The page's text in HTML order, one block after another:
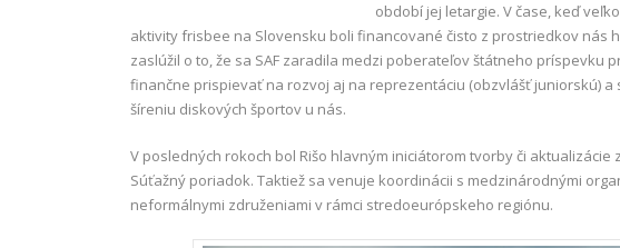
období jej letargie. V čase, keď
aktivity frisbee na Slovensku boli financované čisto z prostriedkov nás
zaslúžil o to, že sa SAF zaradila medzi poberateľov štátneho príspevku
finančne prispievať na rozvoj aj na reprezentáciu (obzvlášť juniorskú) a
šíreniu diskových športov u nás.
V posledných rokoch bol Rišo hlavným iniciátorom tvorby či aktualizácie
Súťažný poriadok. Taktiež sa venuje koordinácii s medzinárodnými
neformálnymi združeniami v rámci stredoeurópskeho regiónu.